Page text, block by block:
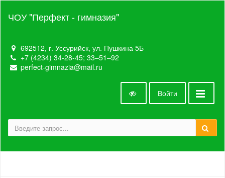
ЧОУ "Перфект - гимназия"
692512, г. Уссурийск, ул. Пушкина 5Б
+7 (4234) 34-28-45; 33‒51‒92
perfect-gimnazia@mail.ru
Войти